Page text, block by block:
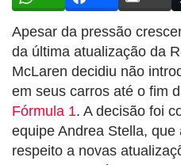
Apesar da pressão
da última atualização da
McLaren decidiu não
em seus carros até o fim
Fórmula 1. A decisão foi
equipe Andrea Stella, que
respeito a novas